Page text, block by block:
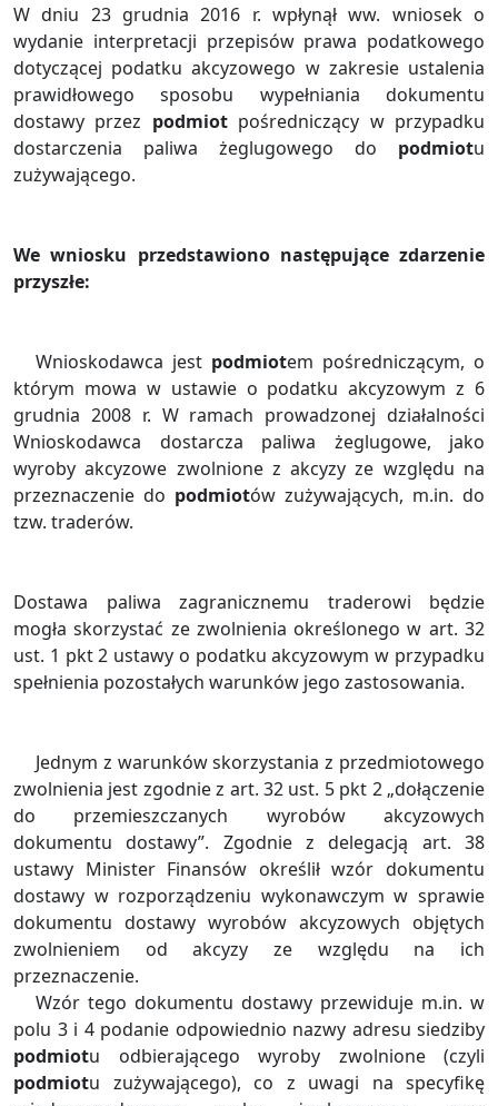
W dniu 23 grudnia 2016 r. wpłynął ww. wniosek o
wydanie interpretacji przepisów prawa podatkowego
dotyczącej podatku akcyzowego w zakresie ustalenia
prawidłowego sposobu wypełniania dokumentu
dostawy przez podmiotpośredniczący w przypadku
dostarczenia paliwa żeglugowego do podmiotu
zużywającego.
We wniosku przedstawiono następujące zdarzenie
przyszłe:
Wnioskodawca jest podmiotem pośredniczącym, o
którym mowa w ustawie o podatku akcyzowym z 6
grudnia 2008 r. W ramach prowadzonej działalności
Wnioskodawca dostarcza paliwa żeglugowe, jako
wyroby akcyzowe zwolnione z akcyzy ze względu na
przeznaczenie do podmiotów zużywających, m.in. do
tzw. traderów.
Dostawa paliwa zagranicznemu traderowi będzie
mogła skorzystać ze zwolnienia określonego w art. 32
ust. 1 pkt 2 ustawy o podatku akcyzowym w przypadku
spełnienia pozostałych warunków jego zastosowania.
Jednym z warunków skorzystania z przedmiotowego
zwolnienia jest zgodnie z art. 32 ust. 5 pkt 2 „dołączenie
do przemieszczanych wyrobów akcyzowych
dokumentu dostawy”. Zgodnie z delegacją art. 38
ustawy Minister Finansów określił wzór dokumentu
dostawy w rozporządzeniu wykonawczym w sprawie
dokumentu dostawy wyrobów akcyzowych objętych
zwolnieniem od akcyzy ze względu na ich
przeznaczenie.
Wzór tego dokumentu dostawy przewiduje m.in. w
polu 3 i 4 podanie odpowiednio nazwy adresu siedziby
podmiotu odbierającego wyroby zwolnione (czyli
podmiotu zużywającego), co z uwagi na specyfikę